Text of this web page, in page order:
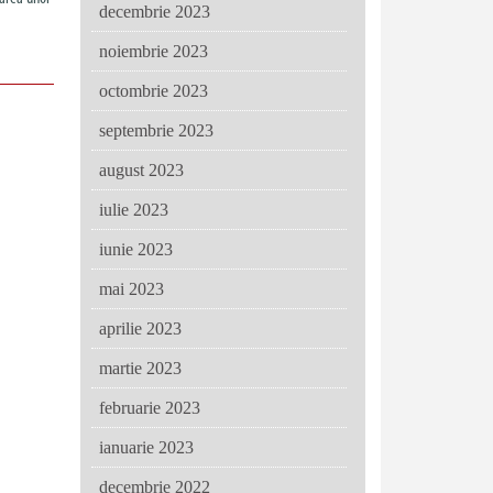
decembrie 2023
noiembrie 2023
octombrie 2023
septembrie 2023
august 2023
iulie 2023
iunie 2023
mai 2023
aprilie 2023
martie 2023
februarie 2023
ianuarie 2023
decembrie 2022